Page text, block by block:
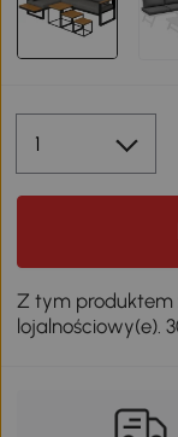
Z tym produktem
lojalnościowy(e).